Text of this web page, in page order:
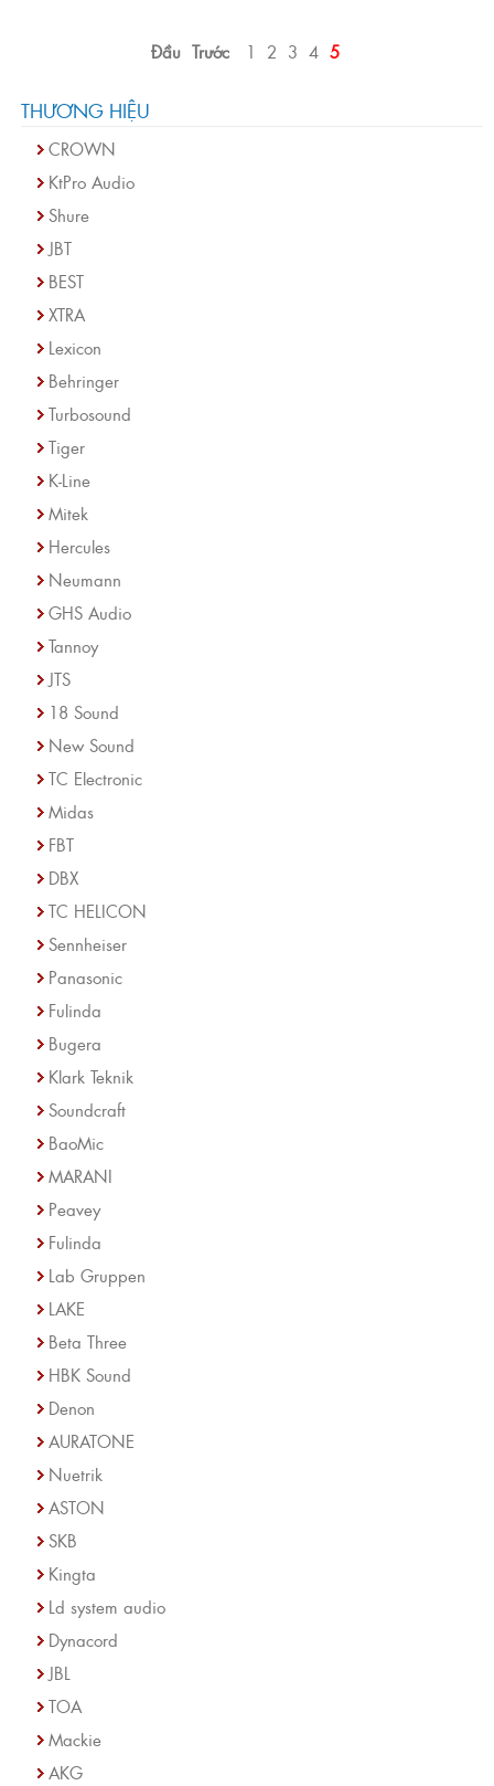
Đầu Trước 1 2 3 4 5
THƯƠNG HIỆU
CROWN
KtPro Audio
Shure
JBT
BEST
XTRA
Lexicon
Behringer
Turbosound
Tiger
K-Line
Mitek
Hercules
Neumann
GHS Audio
Tannoy
JTS
18 Sound
New Sound
TC Electronic
Midas
FBT
DBX
TC HELICON
Sennheiser
Panasonic
Fulinda
Bugera
Klark Teknik
Soundcraft
BaoMic
MARANI
Peavey
Fulinda
Lab Gruppen
LAKE
Beta Three
HBK Sound
Denon
AURATONE
Nuetrik
ASTON
SKB
Kingta
Ld system audio
Dynacord
JBL
TOA
Mackie
AKG